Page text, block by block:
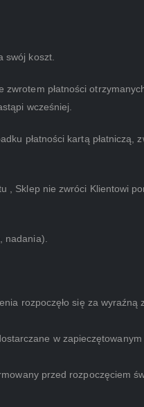
swój koszt.
płatności
wcześniej.
płatności kartą
Sklep nie zwróci Klientowi
nadania).
rozpoczęło się za wyraźną
w
przed rozpoczęciem